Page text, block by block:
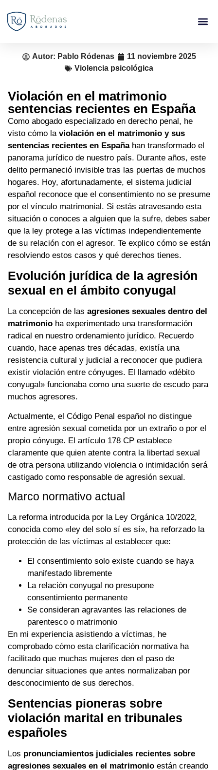
Autor: Pablo Ródenas
11 noviembre 2025
Violencia psicológica
Violación en el matrimonio
sentencias recientes en España
Como abogado especializado en derecho penal, he
visto cómo la violación en el matrimonio y sus
sentencias recientes en Españahan transformado el
panorama jurídico de nuestro país. Durante años, este
delito permaneció invisible tras las puertas de muchos
hogares. Hoy, afortunadamente, el sistema judicial
español reconoce que el consentimiento no se presume
por el vínculo matrimonial. Si estás atravesando esta
situación o conoces a alguien que la sufre, debes saber
que la ley protege a las víctimas independientemente
de su relación con el agresor. Te explico cómo se están
resolviendo estos casos y qué derechos tienes.
Evolución jurídica de la agresión
sexual en el ámbito conyugal
La concepción de las agresiones sexuales dentro del
matrimonio ha experimentado una transformación
radical en nuestro ordenamiento jurídico. Recuerdo
cuando, hace apenas tres décadas, existía una
resistencia cultural y judicial a reconocer que pudiera
existir violación entre cónyuges. El llamado «débito
conyugal» funcionaba como una suerte de escudo para
muchos agresores.
Actualmente, el Código Penal español no distingue
entre agresión sexual cometida por un extraño o por el
propio cónyuge. El artículo 178 CP establece
claramente que quien atente contra la libertad sexual
de otra persona utilizando violencia o intimidación será
castigado como responsable de agresión sexual.
Marco normativo actual
La reforma introducida por la Ley Orgánica 10/2022,
conocida como «ley del solo sí es sí», ha reforzado la
protección de las víctimas al establecer que:
El consentimiento solo existe cuando se haya
manifestado libremente
La relación conyugal no presupone
consentimiento permanente
Se consideran agravantes las relaciones de
parentesco o matrimonio
En mi experiencia asistiendo a víctimas, he
comprobado cómo esta clarificación normativa ha
facilitado que muchas mujeres den el paso de
denunciar situaciones que antes normalizaban por
desconocimiento de sus derechos.
Sentencias pioneras sobre
violación marital en tribunales
españoles
Los pronunciamientos judiciales recientes sobre
agresiones sexuales en el matrimonio están creando